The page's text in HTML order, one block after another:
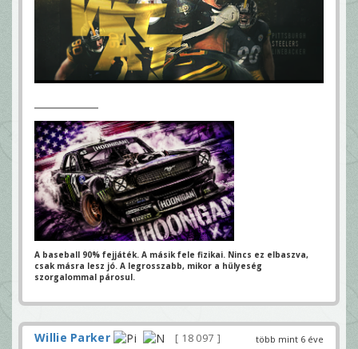
A baseball 90% fejjáték. A másik fele fizikai. Nincs ez elbaszva,
csak másra lesz jó. A legrosszabb, mikor a hülyeség
szorgalommal párosul.
több mint 6 éve
Willie Parker 18 097